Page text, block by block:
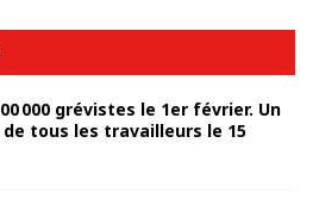
000 grévistes le 1er février. Un
tous les travailleurs le 15